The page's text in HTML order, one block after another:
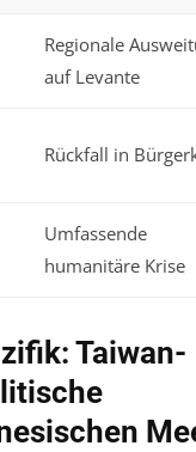
Regionale
auf Levante
Rückfall in
Umfassende
humanitäre Krise
Taiwan-